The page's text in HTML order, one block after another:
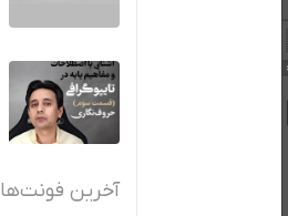
آخرین فونت‌ها